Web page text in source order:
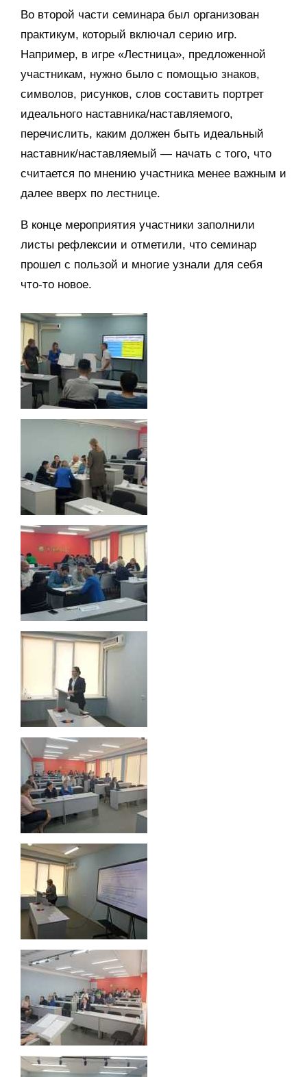
Во второй части семинара был организован
практикум, который включал серию игр.
Например, в игре «Лестница», предложенной
участникам, нужно было с помощью знаков,
символов, рисунков, слов составить портрет
идеального наставника/наставляемого,
перечислить, каким должен быть идеальный
наставник/наставляемый — начать с того, что
считается по мнению участника менее важным и
далее вверх по лестнице.
В конце мероприятия участники заполнили
листы рефлексии и отметили, что семинар
прошел с пользой и многие узнали для себя
что-то новое.